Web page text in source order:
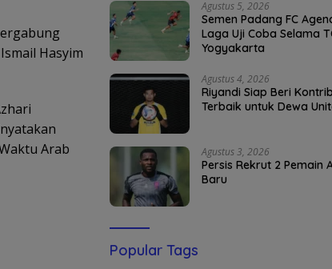
Hasyim
Arab
Agustus 5, 2026
Semen Padang FC
Laga Uji Coba Selama
Yogyakarta
Agustus 4, 2026
Riyandi Siap Beri
Terbaik untuk Dewa
Agustus 3, 2026
Persis Rekrut 2 Pemain
Baru
Popular Tags